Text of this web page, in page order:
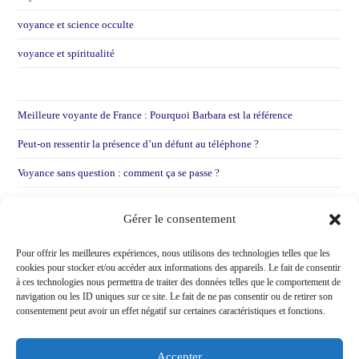
Gérer le consentement
Pour offrir les meilleures expériences, nous utilisons des technologies telles que les
cookies pour stocker et/ou accéder aux informations des appareils. Le fait de consentir
à ces technologies nous permettra de traiter des données telles que le comportement de
navigation ou les ID uniques sur ce site. Le fait de ne pas consentir ou de retirer son
consentement peut avoir un effet négatif sur certaines caractéristiques et fonctions.
Accepter
voyance et science occulte
voyance et spiritualité
Meilleure voyante de France : Pourquoi Barbara est la référence
Peut-on ressentir la présence d’un défunt au téléphone ?
Voyance sans question : comment ça se passe ?